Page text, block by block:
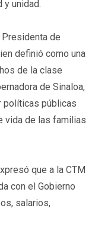
y unidad.
de
definió como una
de la clase
de Sinaloa,
políticas públicas
vida de las familias
que a la CTM
con el Gobierno
salarios,